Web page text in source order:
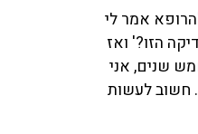
אמר לי
הזו?' ואז
גיל 50, פעם בארבע או חמש שנים, אני
ממליץ לכולם לעשות את זה. אני מכיר מקרה של בחורה שקיבלה סרטן של מעי הגס בגיל 40. חשוב לעשות